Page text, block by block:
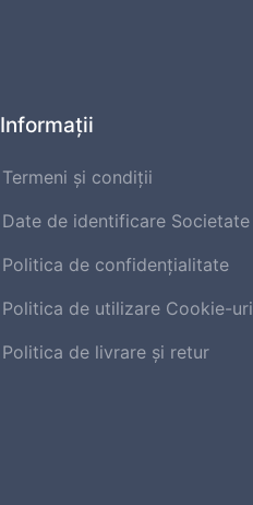
Informaţii
Termeni și condiții
Date de identificare Societate
Politica de confidențialitate
Politica de utilizare Cookie-uri
Politica de livrare şi retur